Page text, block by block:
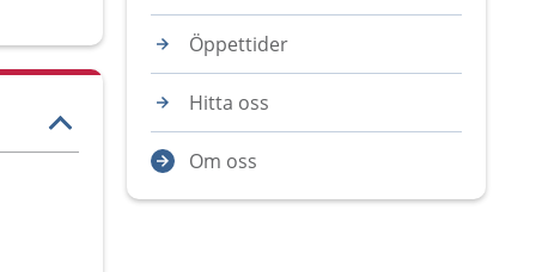
Öppettider
Hitta oss
Om oss